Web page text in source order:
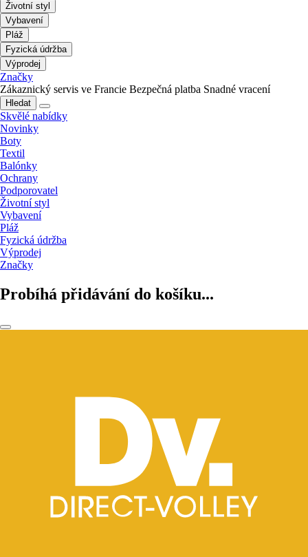
Životní styl
Vybavení
Pláž
Fyzická údržba
Výprodej
Značky
Zákaznický servis ve Francie Bezpečná platba Snadné vracení
Hledat
Skvělé nabídky
Novinky
Boty
Textil
Balónky
Ochrany
Podporovatel
Životní styl
Vybavení
Pláž
Fyzická údržba
Výprodej
Značky
Probíhá přidávání do košíku...